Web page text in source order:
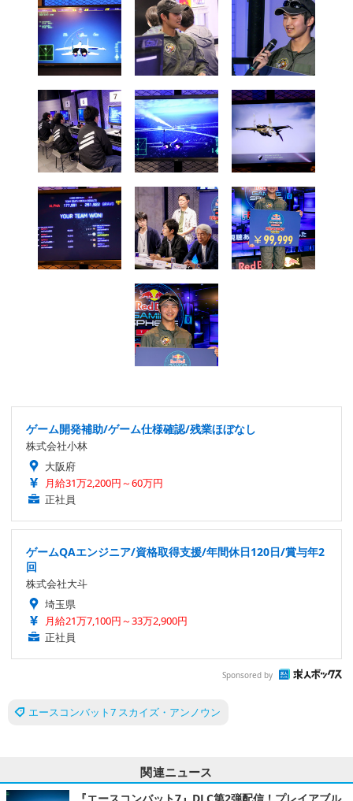
ゲーム開発補助/ゲーム仕様確認/残業ほぼなし
株式会社小林
大阪府
月給31万2,200円～60万円
正社員
ゲームQAエンジニア/資格取得支援/年間休日120日/賞与年2
回
株式会社大斗
埼玉県
月給21万7,100円～33万2,900円
正社員
Sponsored by
エースコンバット7 スカイズ・アンノウン
関連ニュース